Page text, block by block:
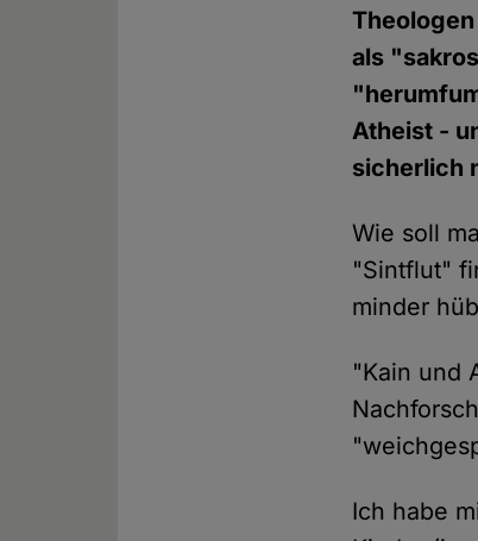
als
Atheist -
sicherlich
Wie soll
"Sintflut"
minder
"Kain und
Ich habe